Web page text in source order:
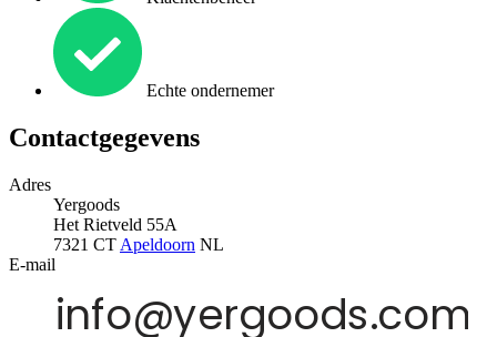
Echte ondernemer
Contactgegevens
Adres
Yergoods
Het Rietveld 55A
7321 CT Apeldoorn NL
E-mail